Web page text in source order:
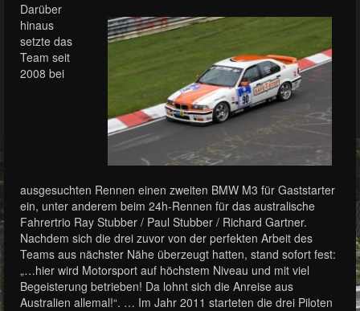
Darüber
hinaus
setzte das
Team seit
2008 bei
ausgesuchten Rennen einen zweiten BMW M3 für Gaststarter
ein, unter anderem beim 24h-Rennen für das australische
Fahrertrio Ray Stubber / Paul Stubber / Richard Gartner.
Nachdem sich die drei zuvor von der perfekten Arbeit des
Teams aus nächster Nähe überzeugt hatten, stand sofort fest:
„…hier wird Motorsport auf höchstem Niveau und mit viel
Begeisterung betrieben! Da lohnt sich die Anreise aus
Australien allemal!“. … Im Jahr 2011 starteten die drei Piloten